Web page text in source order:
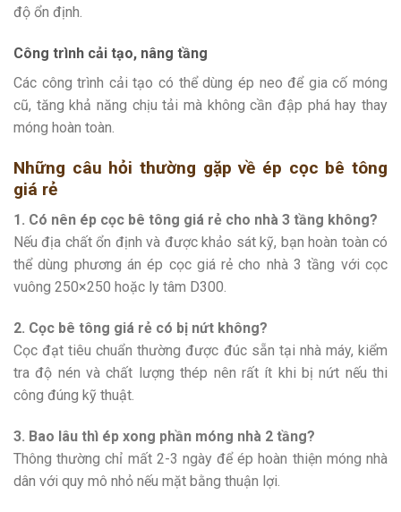
độ ổn định.
Công trình cải tạo, nâng tầng
Các công trình cải tạo có thể dùng ép neo để gia cố móng
cũ, tăng khả năng chịu tải mà không cần đập phá hay thay
móng hoàn toàn.
Những câu hỏi thường gặp về ép cọc bê tông
giá rẻ
1. Có nên ép cọc bê tông giá rẻ cho nhà 3 tầng không?
Nếu địa chất ổn định và được khảo sát kỹ, bạn hoàn toàn có
thể dùng phương án ép cọc giá rẻ cho nhà 3 tầng với cọc
vuông 250×250 hoặc ly tâm D300.
2. Cọc bê tông giá rẻ có bị nứt không?
Cọc đạt tiêu chuẩn thường được đúc sẵn tại nhà máy, kiểm
tra độ nén và chất lượng thép nên rất ít khi bị nứt nếu thi
công đúng kỹ thuật.
3. Bao lâu thì ép xong phần móng nhà 2 tầng?
Thông thường chỉ mất 2-3 ngày để ép hoàn thiện móng nhà
dân với quy mô nhỏ nếu mặt bằng thuận lợi.